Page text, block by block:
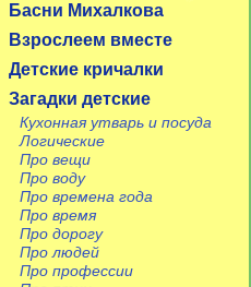
Басни Михалкова
Взрослеем вместе
Детские кричалки
Загадки детские
Кухонная утварь и посуда
Логические
Про вещи
Про воду
Про времена года
Про время
Про дорогу
Про людей
Про профессии